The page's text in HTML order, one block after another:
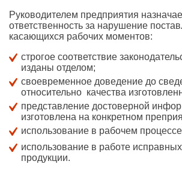
Руководителем предприятия
ответственность за нарушение
касающихся рабочих моментов:
строгое соответствие
изданы отделом;
своевременное доведение до
относительно качества
представление достоверной
изготовлена на конкретном
использование в рабочем
использование в работе
продукции.